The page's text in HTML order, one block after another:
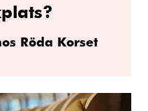
Röda Korset